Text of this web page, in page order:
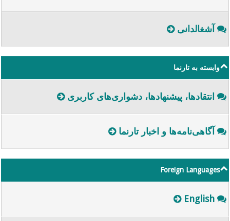
آشغالدانی
وابسته به تارنما
انتقاد‌ها، پیشنهادها، دشوار‌ی‌های کاربری
آگاهی‌نامه‌ها و اخبار تارنما
Foreign Languages
English